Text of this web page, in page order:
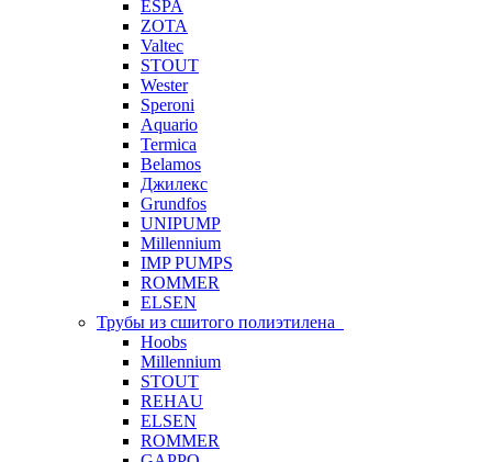
ESPA
ZOTA
Valtec
STOUT
Wester
Speroni
Aquario
Termica
Belamos
Джилекс
Grundfos
UNIPUMP
Millennium
IMP PUMPS
ROMMER
ELSEN
Трубы из сшитого полиэтилена
Hoobs
Millennium
STOUT
REHAU
ELSEN
ROMMER